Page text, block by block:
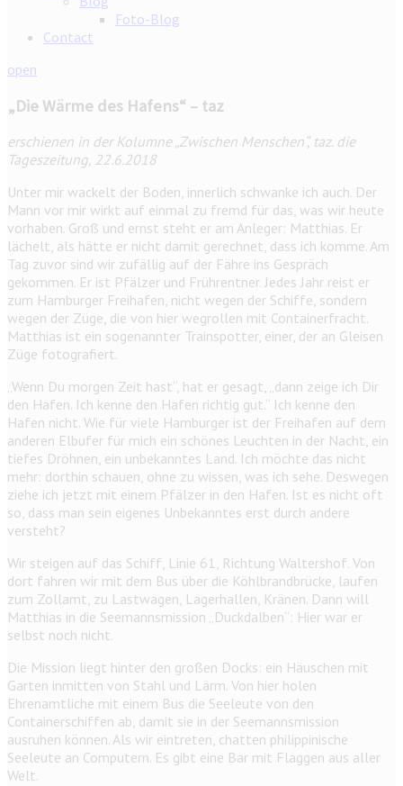
Foto-Blog
Contact
open
„Die Wärme des Hafens“ – taz
erschienen in der Kolumne „Zwischen Menschen“, taz. die
Tageszeitung, 22.6.2018
Unter mir wackelt der Boden, innerlich schwanke ich auch. Der
Mann vor mir wirkt auf einmal zu fremd für das, was wir heute
vorhaben. Groß und ernst steht er am Anleger: Matthias. Er
lächelt, als hätte er nicht damit gerechnet, dass ich komme. Am
Tag zuvor sind wir zufällig auf der Fähre ins Gespräch
gekommen. Er ist Pfälzer und Frührentner. Jedes Jahr reist er
zum Hamburger Freihafen, nicht wegen der Schiffe, sondern
wegen der Züge, die von hier wegrollen mit Containerfracht.
Matthias ist ein sogenannter Trainspotter, einer, der an Gleisen
Züge fotografiert.
„Wenn Du morgen Zeit hast“, hat er gesagt, „dann zeige ich Dir
den Hafen. Ich kenne den Hafen richtig gut.“ Ich kenne den
Hafen nicht. Wie für viele Hamburger ist der Freihafen auf dem
anderen Elbufer für mich ein schönes Leuchten in der Nacht, ein
tiefes Dröhnen, ein unbekanntes Land. Ich möchte das nicht
mehr: dorthin schauen, ohne zu wissen, was ich sehe. Deswegen
ziehe ich jetzt mit einem Pfälzer in den Hafen. Ist es nicht oft
so, dass man sein eigenes Unbekanntes erst durch andere
versteht?
Wir steigen auf das Schiff, Linie 61, Richtung Waltershof. Von
dort fahren wir mit dem Bus über die Köhlbrandbrücke, laufen
zum Zollamt, zu Lastwagen, Lagerhallen, Kränen. Dann will
Matthias in die Seemannsmission „Duckdalben“: Hier war er
selbst noch nicht.
Die Mission liegt hinter den großen Docks: ein Häuschen mit
Garten inmitten von Stahl und Lärm. Von hier holen
Ehrenamtliche mit einem Bus die Seeleute von den
Containerschiffen ab, damit sie in der Seemannsmission
ausruhen können. Als wir eintreten, chatten philippinische
Seeleute an Computern. Es gibt eine Bar mit Flaggen aus aller
Welt.